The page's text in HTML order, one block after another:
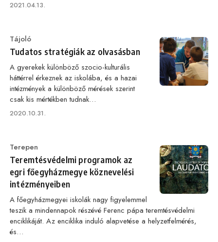
Published
2021.04.13.
Category
Tájoló
Tudatos stratégiák az olvasásban
A gyerekek különböző szocio-kulturális
háttérrel érkeznek az iskolába, és a hazai
intézmények a különböző mérések szerint
csak kis mértékben tudnak…
Published
2020.10.31.
Category
Terepen
Teremtésvédelmi programok az
egri főegyházmegye köznevelési
intézményeiben
A főegyházmegyei iskolák nagy figyelemmel
teszik a mindennapok részévé Ferenc pápa teremtésvédelmi
enciklikáját. Az enciklika induló alapvetése a helyzetfelmérés,
és…